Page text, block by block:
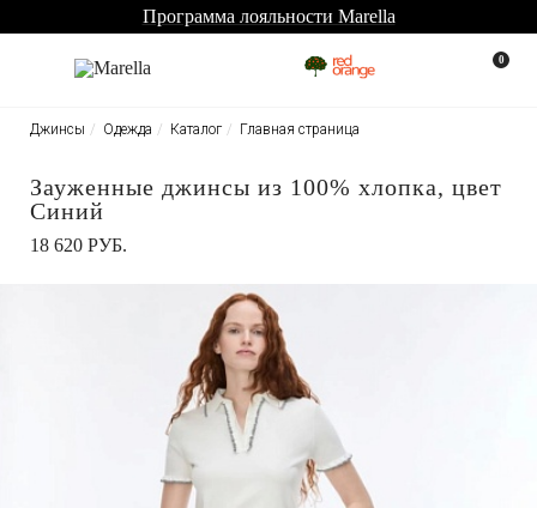
Программа лояльности Marella
0
Главная страница
Каталог
Одежда
Джинсы
Зауженные джинсы из 100% хлопка, цвет
Синий
18 620 РУБ.